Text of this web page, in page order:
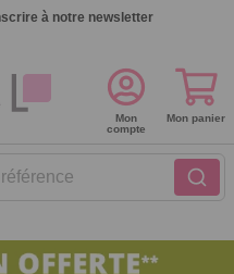
à notre newsletter
Mon
compte
Mon panier